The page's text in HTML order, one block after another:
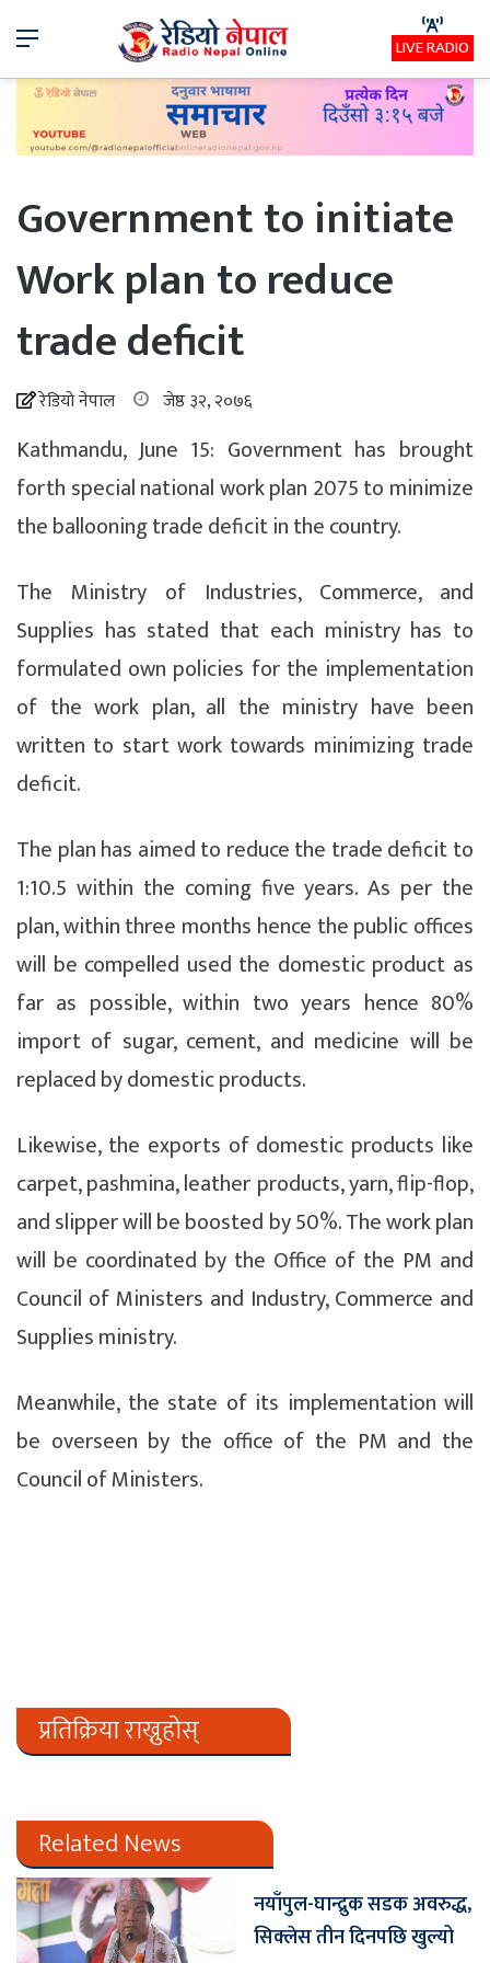
Menu LIVE RADIO
Government to initiate
Work plan to reduce
trade deficit
रेडियो नेपाल जेष्ठ ३२, २०७६
Kathmandu, June 15: Government has brought
forth special national work plan 2075 to minimize
the ballooning trade deficit in the country.
The Ministry of Industries, Commerce, and
Supplies has stated that each ministry has to
formulated own policies for the implementation
of the work plan, all the ministry have been
written to start work towards minimizing trade
deficit.
The plan has aimed to reduce the trade deficit to
1:10.5 within the coming five years. As per the
plan, within three months hence the public offices
will be compelled used the domestic product as
far as possible, within two years hence 80%
import of sugar, cement, and medicine will be
replaced by domestic products.
Likewise, the exports of domestic products like
carpet, pashmina, leather products, yarn, flip-flop,
and slipper will be boosted by 50%. The work plan
will be coordinated by the Office of the PM and
Council of Ministers and Industry, Commerce and
Supplies ministry.
Meanwhile, the state of its implementation will
be overseen by the office of the PM and the
Council of Ministers.
प्रतिक्रिया राख्नुहोस्
Related News
नयाँपुल-घान्द्रुक सडक अवरुद्ध,
सिक्लेस तीन दिनपछि खुल्यो